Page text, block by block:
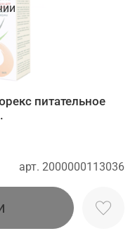
арт. 2000000113036
питательное